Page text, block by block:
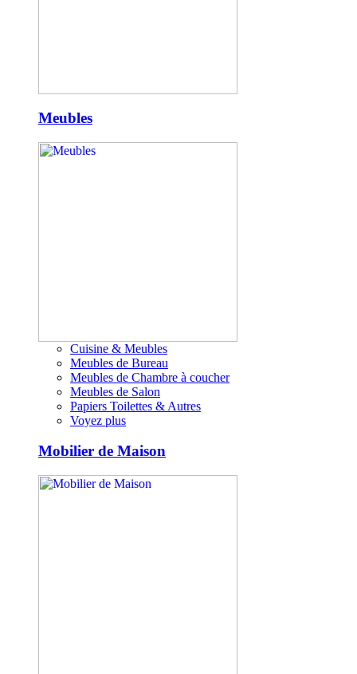
Meubles
Cuisine & Meubles
Meubles de Bureau
Meubles de Chambre à coucher
Meubles de Salon
Papiers Toilettes & Autres
Voyez plus
Mobilier de Maison